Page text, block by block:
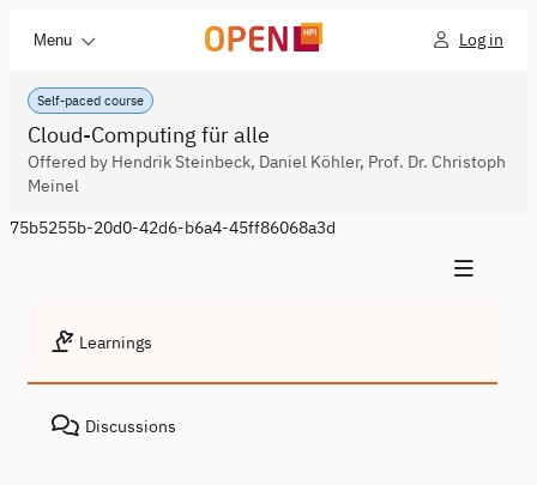
Menu Log in
Self-paced course
Cloud-Computing für alle
Offered by Hendrik Steinbeck, Daniel Köhler, Prof. Dr. Christoph
Meinel
75b5255b-20d0-42d6-b6a4-45ff86068a3d
Learnings
Discussions